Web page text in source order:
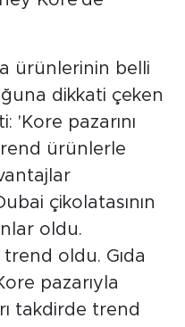
ürünlerinin belli
dikkati çeken
'Kore pazarını
ürünlerle
çikolatasının
oldu.
oldu. Gıda
pazarıyla
takdirde trend